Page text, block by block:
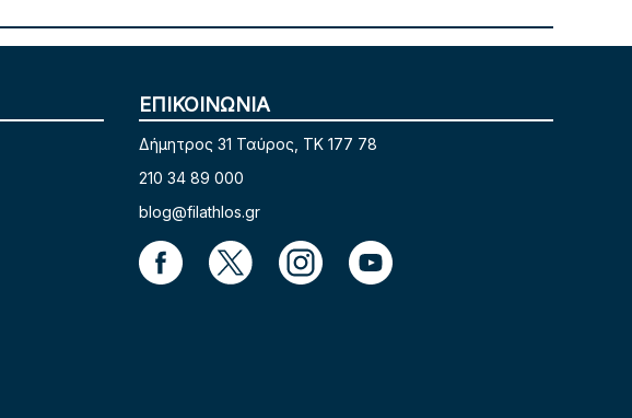
ΕΠΙΚΟΙΝΩΝΙΑ
Δήμητρος 31 Ταύρος, TK 177 78
210 34 89 000
blog@filathlos.gr